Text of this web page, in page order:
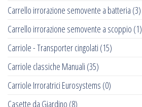
Carrello irrorazione semovente a batteria (3)
Carrello irrorazione semovente a scoppio (1)
Carriole - Transporter cingolati (15)
Carriole classiche Manuali (35)
Carriole Irroratrici Eurosystems (0)
Casette da Giardino (8)